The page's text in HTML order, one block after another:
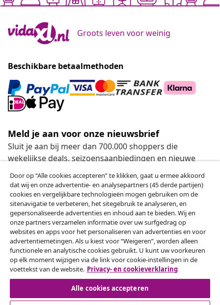
Groots leven voor weinig
Beschikbare betaalmethoden
Meld je aan voor onze nieuwsbrief
Sluit je aan bij meer dan 700.000 shoppers die
wekelijkse deals, seizoensaanbiedingen en nieuwe
Onze sociale media
Herroeping van de overeenkomst
Een annulering voor je bestelling indienen
Herroeping van de overeenkomst
Door op “Alle cookies accepteren” te klikken, gaat u ermee akkoord
dat wij en onze advertentie- en analysepartners (45 derde partijen)
cookies en vergelijkbare technologieën mogen gebruiken om de
sitenavigatie te verbeteren, het sitegebruik te analyseren, en
gepersonaliseerde advertenties en inhoud aan te bieden. Wij en
onze partners verzamelen informatie over uw surfgedrag op
websites en apps voor het personaliseren van advertenties en voor
advertentiemetingen. Als u kiest voor “Weigeren”, worden alleen
functionele en analytische cookies gebruikt. U kunt uw voorkeuren
op elk moment wijzigen via de link voor cookie-instellingen in de
voettekst van de website. Privacy- en cookieverklaring
Alle cookies accepteren